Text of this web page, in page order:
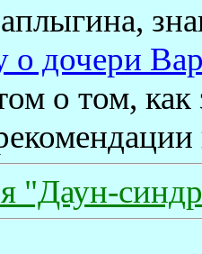
о дочери
о том, как
"Даун-